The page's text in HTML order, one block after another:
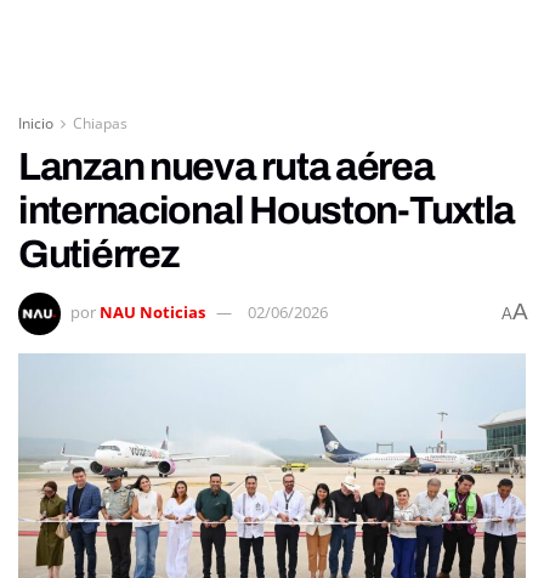
Inicio Chiapas
Lanzan nueva ruta aérea
internacional Houston-Tuxtla
Gutiérrez
por NAU Noticias 02/06/2026 AA